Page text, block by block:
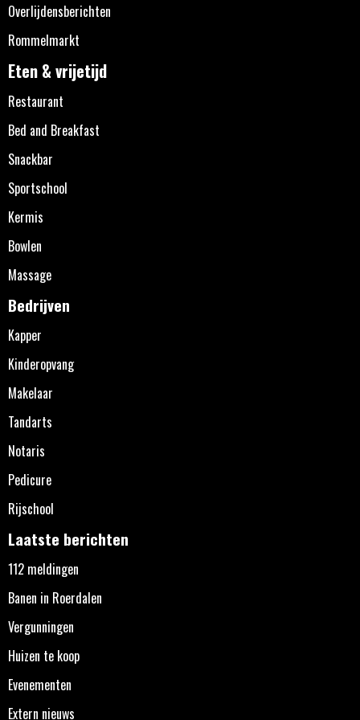
Overlijdensberichten
Rommelmarkt
Eten & vrijetijd
Restaurant
Bed and Breakfast
Snackbar
Sportschool
Kermis
Bowlen
Massage
Bedrijven
Kapper
Kinderopvang
Makelaar
Tandarts
Notaris
Pedicure
Rijschool
Laatste berichten
112 meldingen
Banen in Roerdalen
Vergunningen
Huizen te koop
Evenementen
Extern nieuws